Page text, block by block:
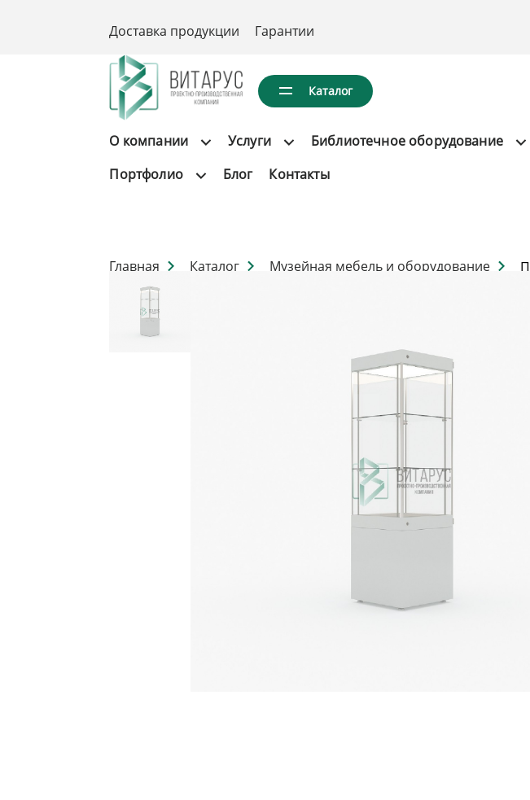
Доставка продукции Гарантии
Каталог
О компании Услуги Библиотечное оборудование
Портфолио
Блог Контакты
Главная Каталог Музейная мебель и оборудование